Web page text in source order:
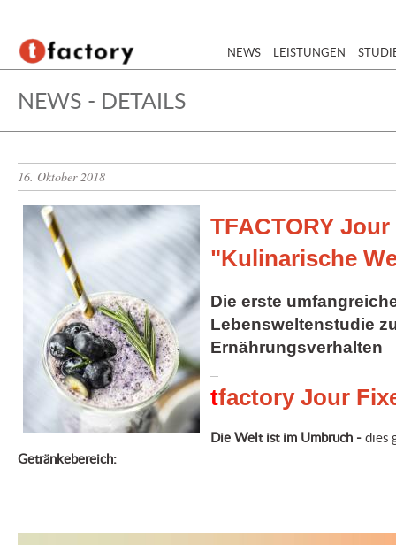
NEWS LEISTUNGEN
NEWS - DETAILS
16. Oktober 2018
TFACTORY
"Kulinarische
Die erste
Lebensweltenstudie
Ernährungsverhalten
tfactory Jour
Die Welt ist im Umbruch - dies
Getränkebereich: